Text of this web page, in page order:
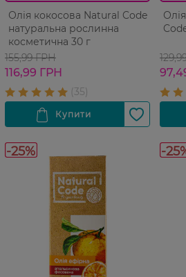
Олія кокосова Natural Code
натуральна рослинна
косметична 30 г
155,99 ГРН
116,99 ГРН
-25% -